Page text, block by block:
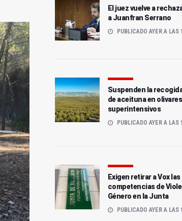
El juez vuelve a
a Juanfran Serrano
PUBLICADO AYER A LAS
Suspenden la
de aceituna en olivares
superintensivos
PUBLICADO AYER A LAS
Exigen retirar a Vox las
competencias de
Género en la Junta
PUBLICADO AYER A LAS